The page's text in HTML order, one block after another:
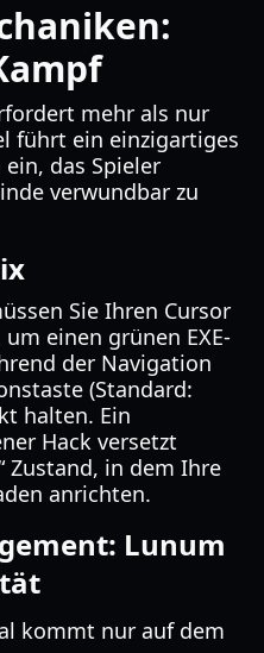
mehr als nur
führt ein einzigartiges
ein, das Spieler
verwundbar zu
Sie Ihren Cursor
einen grünen EXE-
der Navigation
(Standard:
halten. Ein
Hack versetzt
Zustand, in dem Ihre
anrichten.
Lunum
kommt nur auf dem